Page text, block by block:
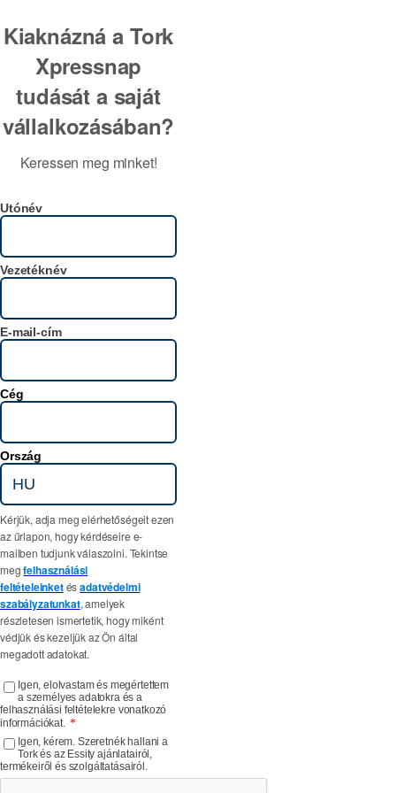
Kiaknázná a Tork
Xpressnap
tudását a saját
vállalkozásában?
Keressen meg minket!
Utónév
Vezetéknév
E-mail-cím
Cég
Ország
Kérjük, adja meg elérhetőségeit ezen
az űrlapon, hogy kérdéseire e-
mailben tudjunk válaszolni. Tekintse
megfelhasználási
feltételeinketésadatvédelmi
szabályzatunkat, amelyek
részletesen ismertetik, hogy miként
védjük és kezeljük az Ön által
megadott adatokat.
Igen, elolvastam és megértettem
a személyes adatokra és a
felhasználási feltételekre vonatkozó
információkat. *
Igen, kérem. Szeretnék hallani a
Tork és az Essity ajánlatairól,
termékeiről és szolgáltatásairól.